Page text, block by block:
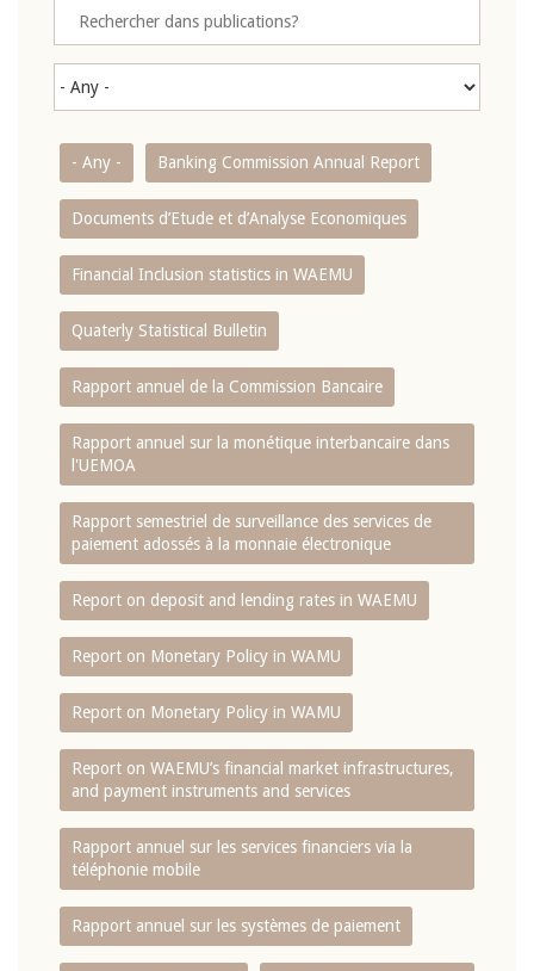
- Any - Banking Commission Annual Report
Documents d’Etude et d’Analyse Economiques
Financial Inclusion statistics in WAEMU
Quaterly Statistical Bulletin
Rapport annuel de la Commission Bancaire
Rapport annuel sur la monétique interbancaire dans
l'UEMOA
Rapport semestriel de surveillance des services de
paiement adossés à la monnaie électronique
Report on deposit and lending rates in WAEMU
Report on Monetary Policy in WAMU
Report on Monetary Policy in WAMU
Report on WAEMU’s financial market infrastructures,
and payment instruments and services
Rapport annuel sur les services financiers via la
téléphonie mobile
Rapport annuel sur les systèmes de paiement